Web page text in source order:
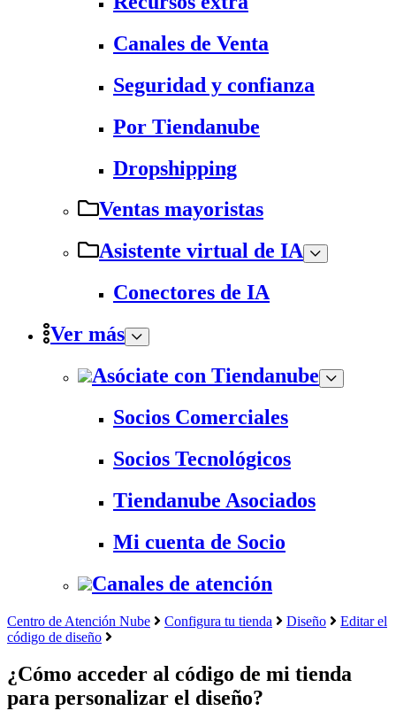
Canales de Venta
Seguridad y confianza
Por Tiendanube
Dropshipping
Ventas mayoristas
Asistente virtual de IA
Conectores de IA
Ver más
Asóciate con Tiendanube
Socios Comerciales
Socios Tecnológicos
Tiendanube Asociados
Mi cuenta de Socio
Canales de atención
Centro de Atención Nube Configura tu tienda Diseño
Editar el
código de diseño
¿Cómo acceder al código de mi tienda
para personalizar el diseño?